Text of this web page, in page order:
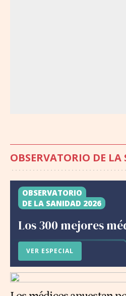
OBSERVATORIO DE
OBSERVATORIO
DE LA SANIDAD 2026
Los 300 mejores
VER ESPECIAL